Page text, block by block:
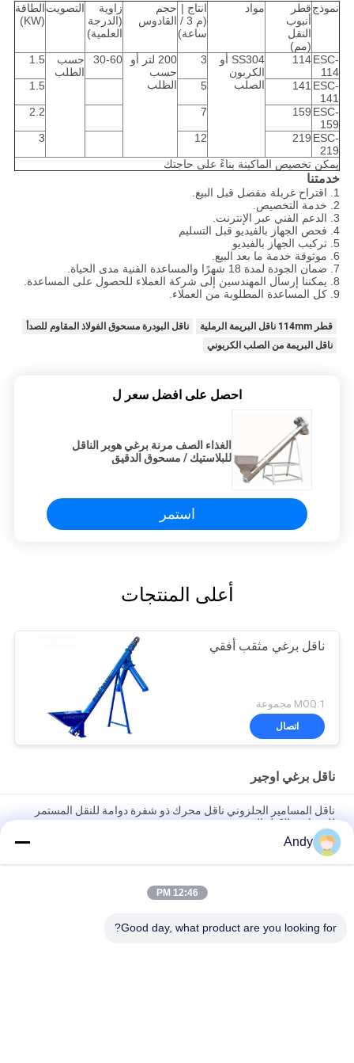
نموذجقطر
أنبوب
النقل
(مم)
مواد
انتاج |
(م 3 /
ساعة)
حجم
القادوس
زاوية
(الدرجة
العلمية)
التصويتالطاقة
(KW)
ESC-
114
114
SS304 أو
الكربون
الصلب
3
200 لتر أو
حسب
الطلب
30-60
حسب
الطلب
1.5
ESC-
141
141
5
1.5
ESC-
159
159
7
2.2
ESC-
219
219
12
3
يمكن تخصيص الماكينة بناءً على حاجتك
خدمتنا
1. اقتراح غربلة مفصل قبل البيع.
2. خدمة التخصيص.
3. الدعم الفني عبر الإنترنت.
4. فحص الجهاز بالفيديو قبل التسليم
5. تركيب الجهاز بالفيديو
6. موثوقة خدمة ما بعد البيع.
7. ضمان الجودة لمدة 18 شهرًا والمساعدة الفنية مدى الحياة.
8. يمكننا إرسال المهندسين إلى شركة العملاء للحصول على المساعدة.
9. كل المساعدة المطلوبة من العملاء.
قطر 114mm ناقل البريمة الرملية
ناقل البودرة مسحوق الفولاذ المقاوم للصدأ
ناقل البريمة من الصلب الكربوني
احصل على افضل سعر ل
الغذاء الصف مرنة برغي هوبر الناقل
للبلاستيك / مسحوق الدقيق
استمر
أعلى المنتجات
ناقل برغي مثقب أفقي
MOQ:1 مجموعة
اتصال
ناقل برغي اوجير
ناقل المسامير الحلزوني ناقل محرك ذو شفرة دوامة للنقل المستمر
للحبيبات والكتل الصغيرة
ناقل المسامير الحلزوني ناقل محرك ذو شفرة دوامة للنقل المستمر
للحبيبات والكتل الصغيرة
آلات نقل مستمرة باستخدام شفرات دوامة لنقل المواد المستقرة
Andy
12:46 PM
Good day, what product are you looking for?